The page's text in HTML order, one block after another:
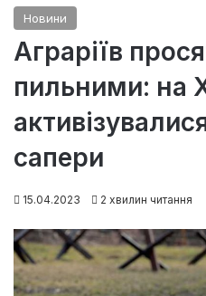
Новини
Аграріїв
пильними: на
сапери
15.04.2023 2 хвилин читання